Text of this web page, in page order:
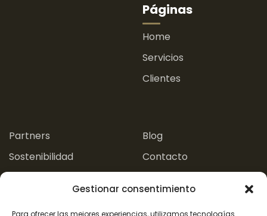
Gestionar consentimiento
Páginas
Home
Servicios
Clientes
Partners
Sostenibilidad
Blog
Contacto
Aviso Legal